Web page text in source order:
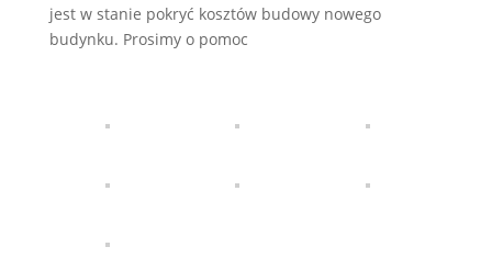
jest w stanie pokryć kosztów budowy nowego
budynku. Prosimy o pomoc